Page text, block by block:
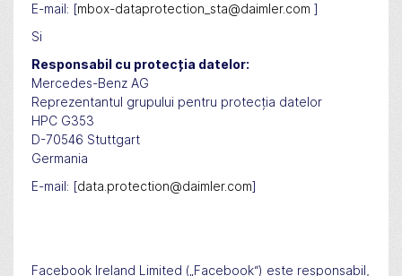
E-mail: [mbox-dataprotection_sta@daimler.com ]
Si
Responsabil cu protecția datelor:
Mercedes-Benz AG
Reprezentantul grupului pentru protecția datelor
HPC G353
D-70546 Stuttgart
Germania
E-mail: [data.protection@daimler.com]
Facebook Ireland Limited („Facebook“) este responsabil,